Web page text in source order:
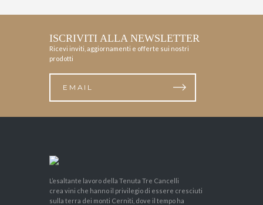
ISCRIVITI ALLA NEWSLETTER
Ricevi inviti, aggiornamenti e offerte sui nostri
prodotti
L’esaltante lavoro della Tenuta Tre Cancelli
crea vini che hanno il privilegio di essere cresciuti
sulla terra dei monti Cerniti, dove il tempo ha